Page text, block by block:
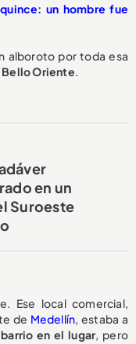
un hombre fue
alboroto por toda esa
Bello Oriente.
en un
Suroeste
Ese local comercial,
de Medellín, estaba a
en el lugar, pero